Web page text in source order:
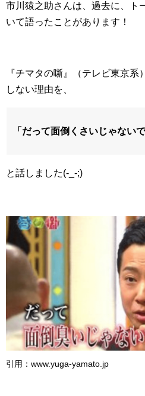
市川猿之助さんは、過去に、ト
いて語ったことがあります！
『チマタの噺』（テレビ東京
しない理由を、
「だって面倒くさいじゃないで
と話しました(-_-;)
引用：www.yuga-yamato.jp